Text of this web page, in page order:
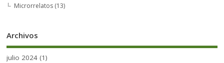
Microrrelatos (13)
Archivos
julio 2024 (1)